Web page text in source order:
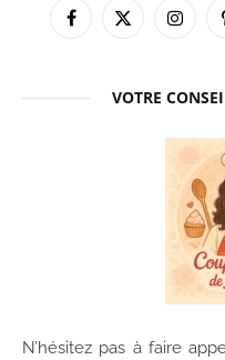
Facebook
X
VOTRE
N’hésitez pas à faire